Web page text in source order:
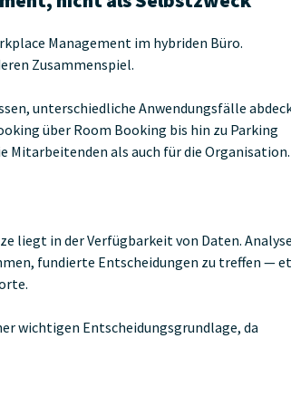
Management im hybriden Büro.
Zusammenspiel.
unterschiedliche Anwendungsfälle
über Room Booking bis hin zu Parking
als auch für die Organisation.
liegt in der Verfügbarkeit von Daten.
fundierte Entscheidungen zu treffen —
wichtigen Entscheidungsgrundlage, da